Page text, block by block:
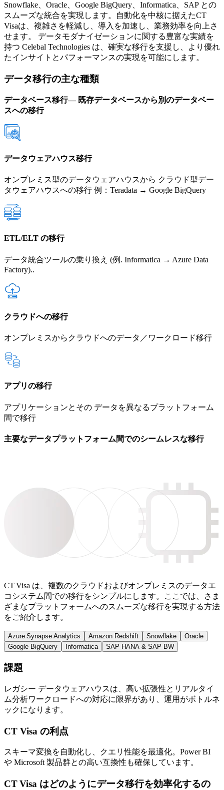
Snowflake、Oracle、Google BigQuery、Informatica、SAP との
スムーズな統合を実現します。自動化を中核に据えたCT
Visaは、複雑さを軽減し、導入を加速し、業務効率を向上さ
せます。 データモダナイゼーションに関する豊富な実績を
持つ Celebal Technologies は、確実な移行を支援し、より優れ
たインサイトとパフォーマンスの実現を可能にします。
データ移行の主な種類
データベース移行— 既存データベースから別のデータベー
スへの移行
データウェアハウス移行
オンプレミス型のデータウェアハウスから クラウド型デー
タウェアハウスへの移行 例：Teradata → Google BigQuery
ETL/ELT の移行
データ統合ツールの乗り換え (例. Informatica → Azure Data
Factory)..
クラウドへの移行
オンプレミスからクラウドへのデータ／ワークロード移行
アプリの移行
アプリケーションとその データを異なるプラットフォーム
間で移行
主要なデータプラットフォーム間でのシームレスな移行
CT Visa は、複数のクラウドおよびオンプレミスのデータエ
コシステム間での移行をシンプルにします。ここでは、さま
ざまなプラットフォームへのスムーズな移行を実現する方法
をご紹介します。
Azure Synapse Analytics Amazon Redshift Snowflake
Oracle
Google BigQuery
Informatica SAP HANA & SAP BW
課題
レガシー データウェアハウスは、高い拡張性とリアルタイ
ム分析ワークロードへの対応に限界があり、運用がボトルネ
ックになります。
CT Visa の利点
スキーマ変換を自動化し、クエリ性能を最適化。Power BI
や Microsoft 製品群との高い互換性も確保しています。
CT Visa はどのようにデータ移行を効率化するの